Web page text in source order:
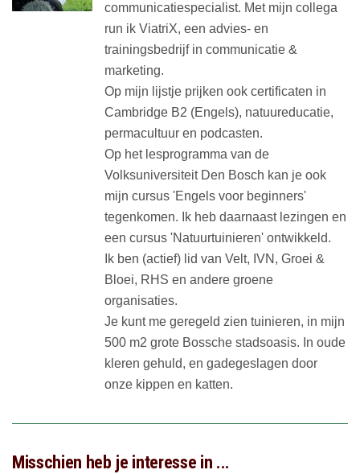
communicatiespecialist. Met mijn collega
run ik ViatriX, een advies- en
trainingsbedrijf in communicatie &
marketing.
Op mijn lijstje prijken ook certificaten in
Cambridge B2 (Engels), natuureducatie,
permacultuur en podcasten.
Op het lesprogramma van de
Volksuniversiteit Den Bosch kan je ook
mijn cursus 'Engels voor beginners'
tegenkomen. Ik heb daarnaast lezingen en
een cursus 'Natuurtuinieren' ontwikkeld.
Ik ben (actief) lid van Velt, IVN, Groei &
Bloei, RHS en andere groene
organisaties.
Je kunt me geregeld zien tuinieren, in mijn
500 m2 grote Bossche stadsoasis. In oude
kleren gehuld, en gadegeslagen door
onze kippen en katten.
Misschien heb je interesse in ...